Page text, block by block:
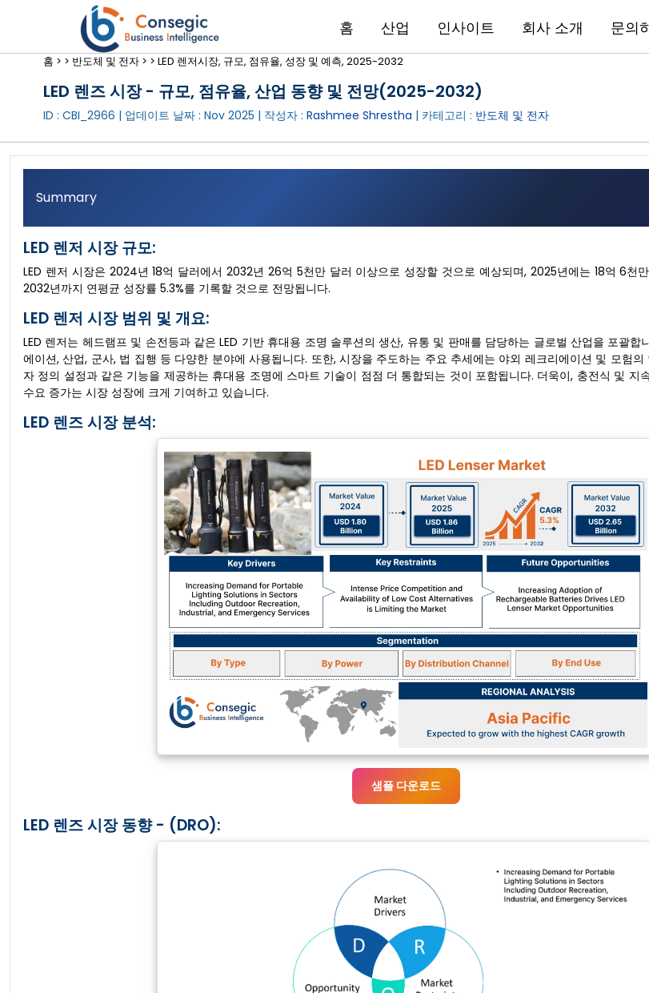
홈 산업 인사이트 회사 소개 문의
홈 > > 반도체 및 전자 > > LED 렌저시장, 규모, 점유율, 성장 및 예측, 2025-2032
LED 렌즈 시장 - 규모, 점유율, 산업 동향 및 전망(2025-2032)
ID : CBI_2966 | 업데이트 날짜 : Nov 2025 | 작성자 : Rashmee Shrestha | 카테고리 : 반도체 및 전자
Summary
LED 렌저 시장 규모:
LED 렌저 시장은 2024년 18억 달러에서 2032년 26억 5천만 달러 이상으로 성장할 것으로 예상되며, 2025년에는 18억 6천
2032년까지 연평균 성장률 5.3%를 기록할 것으로 전망됩니다.
LED 렌저 시장 범위 및 개요:
LED 렌저는 헤드램프 및 손전등과 같은 LED 기반 휴대용 조명 솔루션의 생산, 유통 및 판매를 담당하는 글로벌 산업을 포괄합
에이션, 산업, 군사, 법 집행 등 다양한 분야에 사용됩니다. 또한, 시장을 주도하는 주요 추세에는 야외 레크리에이션 및 모험
자 정의 설정과 같은 기능을 제공하는 휴대용 조명에 스마트 기술이 점점 더 통합되는 것이 포함됩니다. 더욱이, 충전식 및 지
수요 증가는 시장 성장에 크게 기여하고 있습니다.
LED 렌즈 시장 분석:
샘플 다운로드
LED 렌즈 시장 동향 - (DRO):